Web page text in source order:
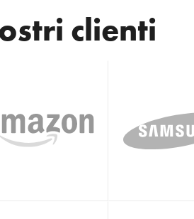
clienti